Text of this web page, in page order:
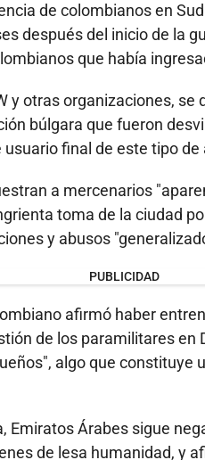
de colombianos en
después del inicio de la
que había
y otras organizaciones,
búlgara que fueron
usuario final de este tipo
a mercenarios
toma de la ciudad
y abusos
PUBLICIDAD
afirmó haber
de los paramilitares en
algo que constituye
Emiratos Árabes sigue
de lesa humanidad, y